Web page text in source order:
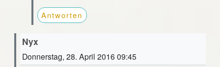
Antworten
Nyx
Donnerstag, 28. April 2016 09:45